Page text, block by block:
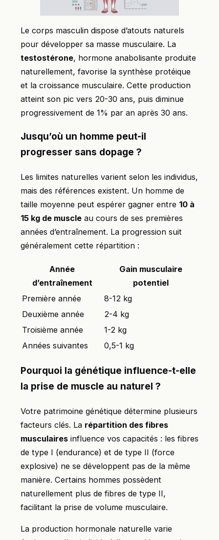
Le corps masculin dispose d’atouts naturels
pour développer sa masse musculaire. La
testostérone, hormone anabolisante produite
naturellement, favorise la synthèse protéique
et la croissance musculaire. Cette production
atteint son pic vers 20-30 ans, puis diminue
progressivement de 1% par an après 30 ans.
Jusqu’où un homme peut-il
progresser sans dopage ?
Les limites naturelles varient selon les individus,
mais des références existent. Un homme de
taille moyenne peut espérer gagner entre 10 à
15 kg de muscle au cours de ses premières
années d’entraînement. La progression suit
généralement cette répartition :
Année
d’entraînement
Gain musculaire
potentiel
Première année
8-12 kg
Deuxième année
2-4 kg
Troisième année
1-2 kg
Années suivantes
0,5-1 kg
Pourquoi la génétique influence-t-elle
la prise de muscle au naturel ?
Votre patrimoine génétique détermine plusieurs
facteurs clés. La répartition des fibres
musculaires influence vos capacités : les fibres
de type I (endurance) et de type II (force
explosive) ne se développent pas de la même
manière. Certains hommes possèdent
naturellement plus de fibres de type II,
facilitant la prise de volume musculaire.
La production hormonale naturelle varie